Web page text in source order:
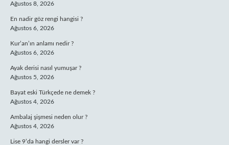
Ağustos 8, 2026
En nadir göz rengi hangisi ?
Ağustos 6, 2026
Kur’an’ın anlamı nedir ?
Ağustos 6, 2026
Ayak derisi nasıl yumuşar ?
Ağustos 5, 2026
Bayat eski Türkçede ne demek ?
Ağustos 4, 2026
Ambalaj şişmesi neden olur ?
Ağustos 4, 2026
Lise 9’da hangi dersler var ?